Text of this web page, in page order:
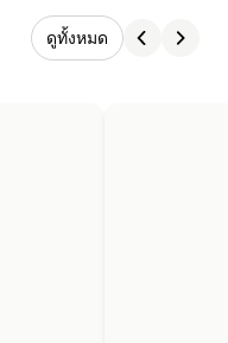
ดูทั้งหมด